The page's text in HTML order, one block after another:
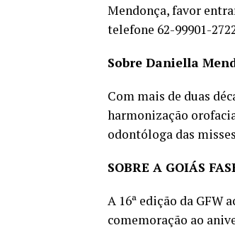
Mendonça, favor
telefone 62-99901-
Sobre Daniella
Com mais de duas
harmonização
odontóloga das
SOBRE A GOIÁS
A 16ª edição da GFW
comemoração ao